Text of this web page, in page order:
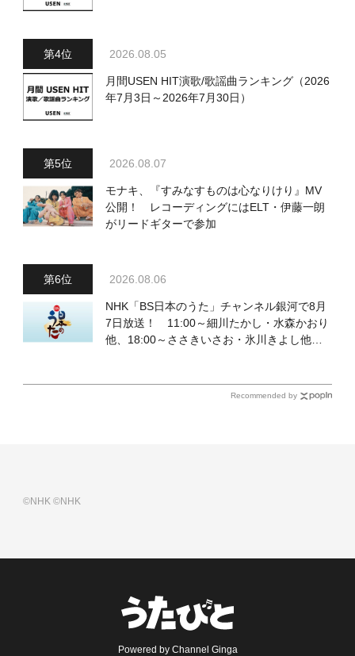
2026.08.05
月間USEN HIT演歌/歌謡曲ランキング（2026
年7月3日～2026年7月30日）
2026.08.07
モナキ、『すみなすものは心なりけり』MV
公開！ レコーディングにはELT・伊藤一朗
がリードギターで参加
2026.08.06
NHK「BS日本のうた」チャンネル銀河で8月
7日放送！ 11:00～細川たかし・水森かおり
他、18:00～ささきいさお・氷川きよし他登
Recommended by
©NHK©NHK
Powered by Channel Ginga